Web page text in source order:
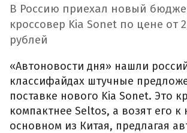
В Россию приехал новый
кроссовер Kia Sonet по цене от
рублей
«Автоновости дня» нашли
классифайдах штучные
поставке нового Kia Sonet. Это
компактнее Seltos, а возят его к
основном из Китая, предлагая